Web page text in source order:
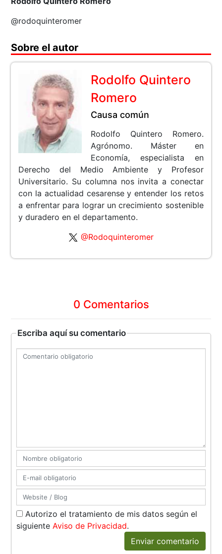
@rodoquinteromer
Sobre el autor
Rodolfo Quintero
Romero
Causa común
Rodolfo Quintero Romero.
Agrónomo. Máster en
Economía, especialista en
Derecho del Medio Ambiente y Profesor
Universitario. Su columna nos invita a conectar
con la actualidad cesarense y entender los retos
a enfrentar para lograr un crecimiento sostenible
y duradero en el departamento.
@Rodoquinteromer
0 Comentarios
Escriba aquí su comentario
Autorizo el tratamiento de mis datos según el
siguiente Aviso de Privacidad.
Enviar comentario